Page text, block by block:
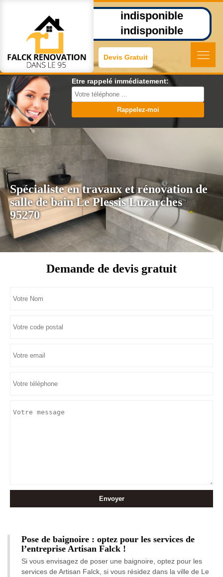
indisponible
indisponible
Devis Gratuit
Etre rappelé immédiatement:
Spécialiste en travaux et rénovation de
salle de bain Le Plessis Luzarches
95270
Demande de devis gratuit
Pose de baignoire : optez pour les services de
l’entreprise Artisan Falck !
Si vous envisagez de poser une baignoire, optez pour les
services de Artisan Falck, si vous résidez dans la ville de Le